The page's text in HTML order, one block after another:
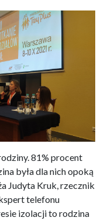
81% procent
była dla nich opoką
Judyta Kruk, rzecznik
telefonu
izolacji to rodzina